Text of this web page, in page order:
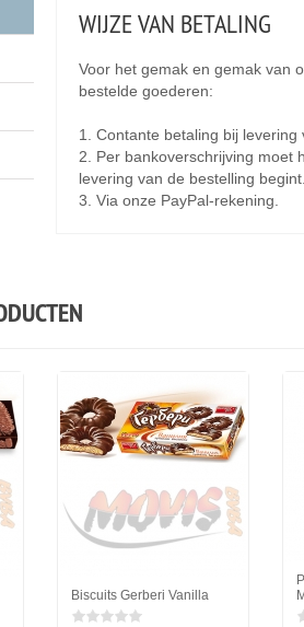
WIJZE VAN BETALING
Voor het gemak en gemak van
bestelde goederen:
1. Contante betaling bij levering
2. Per bankoverschrijving moet
levering van de bestelling begint.
3. Via onze PayPal-rekening.
Biscuits Gerberi Vanilla